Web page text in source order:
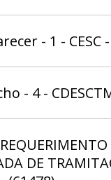
- 1 - CESC
- 4 -
DE